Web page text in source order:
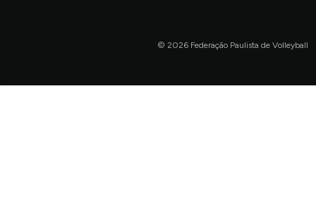
© 2026 Federação Paulista de Volleyball